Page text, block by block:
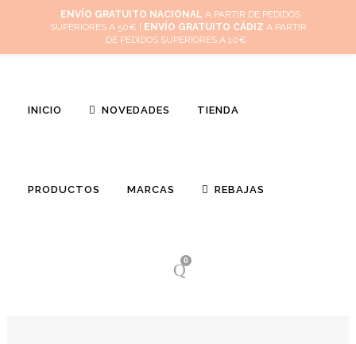
Mi cuenta Cuidado de tus joyas Conócenos Contacta
INICIO NOVEDADES TIENDA
PRODUCTOS MARCAS REBAJAS
0
ENVÍO GRATUITO NACIONAL A PARTIR DE PEDIDOS
SUPERIORES A 50€ |
ENVÍO GRATUITO CÁDIZ A PARTIR
DE PEDIDOS SUPERIORES A 10€